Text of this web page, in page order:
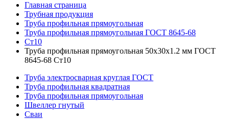
Главная страница
Трубная продукция
Труба профильная прямоугольная
Труба профильная прямоугольная ГОСТ 8645-68
Ст10
Труба профильная прямоугольная 50x30x1.2 мм ГОСТ
8645-68 Ст10
Труба электросварная круглая ГОСТ
Труба профильная квадратная
Труба профильная прямоугольная
Швеллер гнутый
Сваи